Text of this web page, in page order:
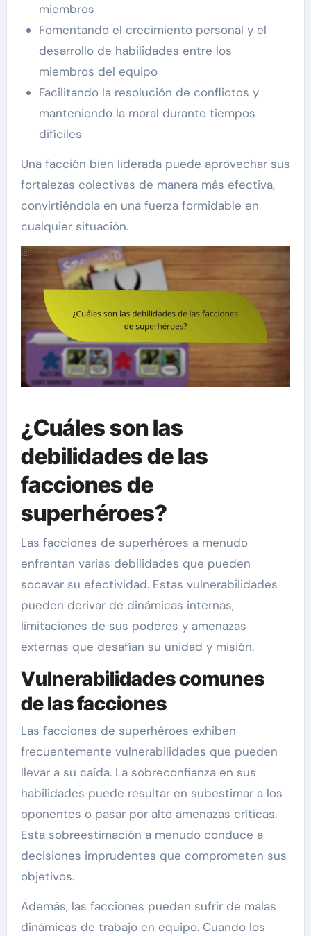
miembros
Fomentando el crecimiento personal y el
desarrollo de habilidades entre los
miembros del equipo
Facilitando la resolución de conflictos y
manteniendo la moral durante tiempos
difíciles
Una facción bien liderada puede aprovechar sus
fortalezas colectivas de manera más efectiva,
convirtiéndola en una fuerza formidable en
cualquier situación.
¿Cuáles son las
debilidades de las
facciones de
superhéroes?
Las facciones de superhéroes a menudo
enfrentan varias debilidades que pueden
socavar su efectividad. Estas vulnerabilidades
pueden derivar de dinámicas internas,
limitaciones de sus poderes y amenazas
externas que desafían su unidad y misión.
Vulnerabilidades comunes
de las facciones
Las facciones de superhéroes exhiben
frecuentemente vulnerabilidades que pueden
llevar a su caída. La sobreconfianza en sus
habilidades puede resultar en subestimar a los
oponentes o pasar por alto amenazas críticas.
Esta sobreestimación a menudo conduce a
decisiones imprudentes que comprometen sus
objetivos.
Además, las facciones pueden sufrir de malas
dinámicas de trabajo en equipo. Cuando los